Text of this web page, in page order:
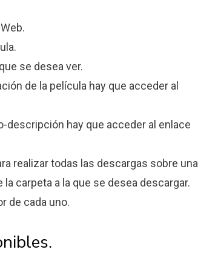
se desea ver.
de la película hay que acceder al
descripción hay que acceder al enlace
realizar todas las descargas sobre una
carpeta a la que se desea descargar.
de cada uno.